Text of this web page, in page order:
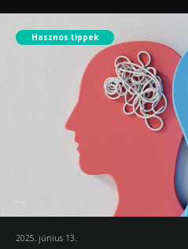
Hasznos tippek
2025. június 13.